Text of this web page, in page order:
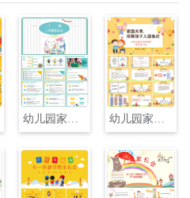
幼儿园家长会主题班会PPT 幼儿园家长会主题班会PPT